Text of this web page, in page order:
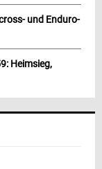
und Enduro-
Heimsieg,